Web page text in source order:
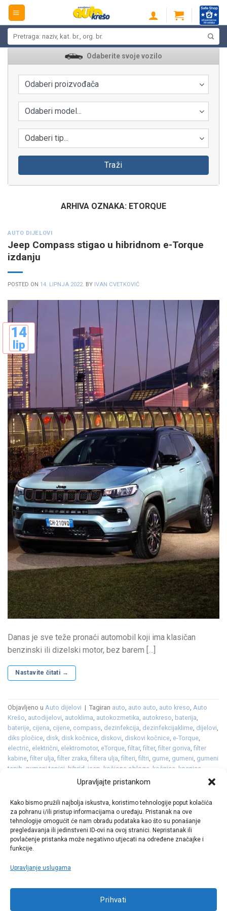
Upravljajte pristankom
Kako bismo pružili najbolja iskustva, koristimo tehnologije poput kolačića
za pohranu i/ili pristup informacijama o uređaju. Pristanak na ove
tehnologije omogućit će nam obradu podataka kao što su ponašanje
pregledavanja ili jedinstveni ID-ovi na ovoj stranici. Nepristanak ili
povlačenje pristanka može negativno utjecati na određene značajke i
funkcije.
Upravljanje uslugama
Prihvati
Skip
content
Odaberite svoje vozilo
Odaberi proizvođača
Odaberi model...
Odaberi tip...
Traži
ARHIVA OZNAKA: ETORQUE
AUTO DIJELOVI
Jeep Compass stigao u hibridnom e-Torque
izdanju
POSTED ON 14. LIPNJA 2022. BY IVAN CVETKOVIĆ
14
lip
Danas je sve teže pronaći automobil koji ima klasičan
benzinski ili dizelski motor, bez barem […]
Nastavite čitati →
Objavljeno u Auto dijelovi | Tagiran auto, auto auto, auto kreso, Auto
Krešo, autodijelovi, autoklima, autokozmetika, autokreso, baterija,
baterije, cijena, cijene, compass, dezinfekcija, dezinfekcijaklime, dijelovi,
diks pločice, disk, disk kočnice, diskovi, diskovi kočnice, e-Torque,
electric, električni, elektromotor, eTorque,filtar,filter,filter goriva,filter
kabine,filter ulja,filter zraka,filtera ulja,filteri,filtri, gume, gumeni, gumeni
tepih gumeni tepisi hibrid jeep kočione obloge kočnice kocnice
kozmetika,LED,ležaj,ležajevi kotača oprema,
premijera
svijećice, svjećice svjetla, tekstilni tepisi tekućina,
vjetrobransko,vjetrobransko staklo,zimska tekućina,zimske
Ostavite komentar
Call centar
+38513030300